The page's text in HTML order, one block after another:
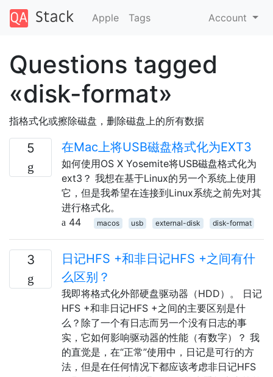
Apple Tags Account
Questions tagged
«disk-format»
指格式化或擦除磁盘，删除磁盘上的所有数据
5 在Mac上将USB磁盘格式化为EXT3
如何使用OS X Yosemite将USB磁盘格式化为
ext3？ 我想在基于Linux的另一个系统上使用
它，但是我希望在连接到Linux系统之前先对其
进行格式化。
44
macos usb external-disk disk-format
3
日记HFS +和非日记HFS +之间有什
么区别？
我即将格式化外部硬盘驱动器（HDD）。 日记
HFS +和非日记HFS +之间的主要区别是什
么？除了一个有日志而另一个没有日志的事
实，它如何影响驱动器的性能（有数字）？ 我
的直觉是，在“正常”使用中，日记是可行的方
法，但是在任何情况下都应该考虑非日记HFS